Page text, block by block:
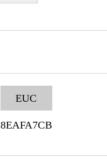
EUC
8EAFA7CB